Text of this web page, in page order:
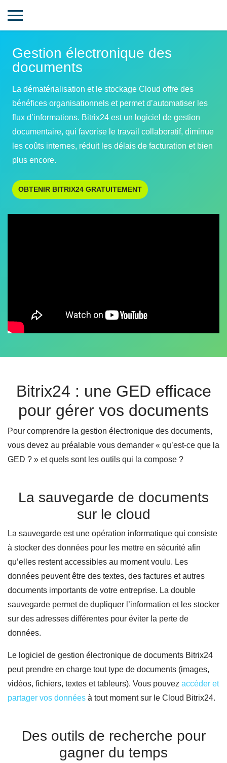
Gestion électronique des
documents
La dématérialisation et le stockage Cloud offre des
bénéfices organisationnels et permet d’automatiser les
flux d’informations. Bitrix24 est un logiciel de gestion
documentaire, qui favorise le travail collaboratif, diminue
les coûts internes, réduit les délais de facturation et bien
plus encore.
OBTENIR BITRIX24 GRATUITEMENT
Bitrix24 : une GED efficace
pour gérer vos documents
Pour comprendre la gestion électronique des documents,
vous devez au préalable vous demander « qu’est-ce que la
GED ? » et quels sont les outils qui la compose ?
La sauvegarde de documents
sur le cloud
La sauvegarde est une opération informatique qui consiste
à stocker des données pour les mettre en sécurité afin
qu’elles restent accessibles au moment voulu. Les
données peuvent être des textes, des factures et autres
documents importants de votre entreprise. La double
sauvegarde permet de dupliquer l’information et les stocker
sur des adresses différentes pour éviter la perte de
données.
Le logiciel de gestion électronique de documents Bitrix24
peut prendre en charge tout type de documents (images,
vidéos, fichiers, textes et tableurs). Vous pouvez accéder et
partager vos données à tout moment sur le Cloud Bitrix24.
Des outils de recherche pour
gagner du temps